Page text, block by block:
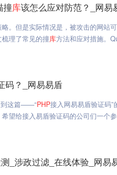
撞库该怎么应对防范？_网易
。但是实际情况是，被攻击的网站
理了常见的撞库方法和应对措施。
码？_网易易盾
到这篇——“PHP接入网易易盾验证码
望给接入易盾验证码的公司们一个
_涉政过滤_在线体验_网易